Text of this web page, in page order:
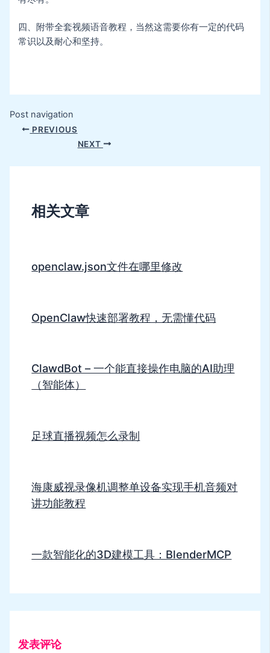
四、附带全套视频语音教程，当然这需要你有一定的代码
常识以及耐心和坚持。
Post navigation
PREVIOUS
NEXT
相关文章
openclaw.json文件在哪里修改
OpenClaw快速部署教程，无需懂代码
ClawdBot – 一个能直接操作电脑的AI助理
（智能体）
足球直播视频怎么录制
海康威视录像机调整单设备实现手机音频对
讲功能教程
一款智能化的3D建模工具：BlenderMCP
发表评论